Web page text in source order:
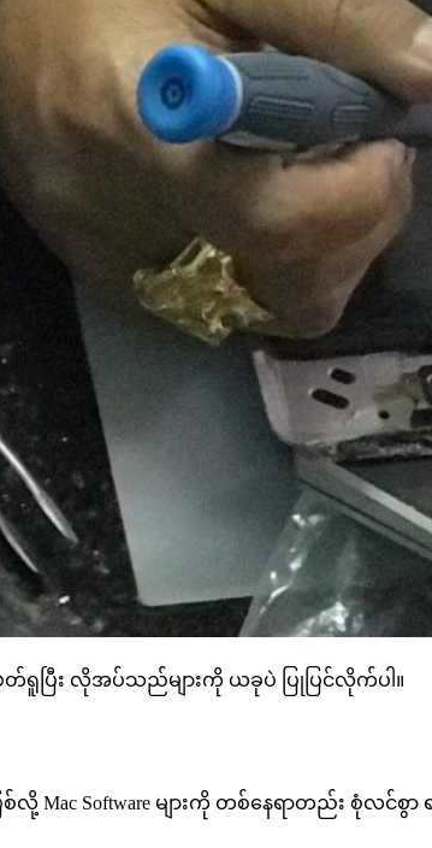
ဖတ်ရူပြီး လိုအပ်သည်များကို ယခုပဲ ပြုပြင်လိုက်ပါ။
ြစ်လို့ Mac Software များကို တစ်နေရာတည်း စုံလင်စွ